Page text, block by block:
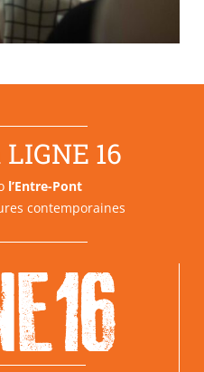
16
l’Entre-Pont
contemporaines